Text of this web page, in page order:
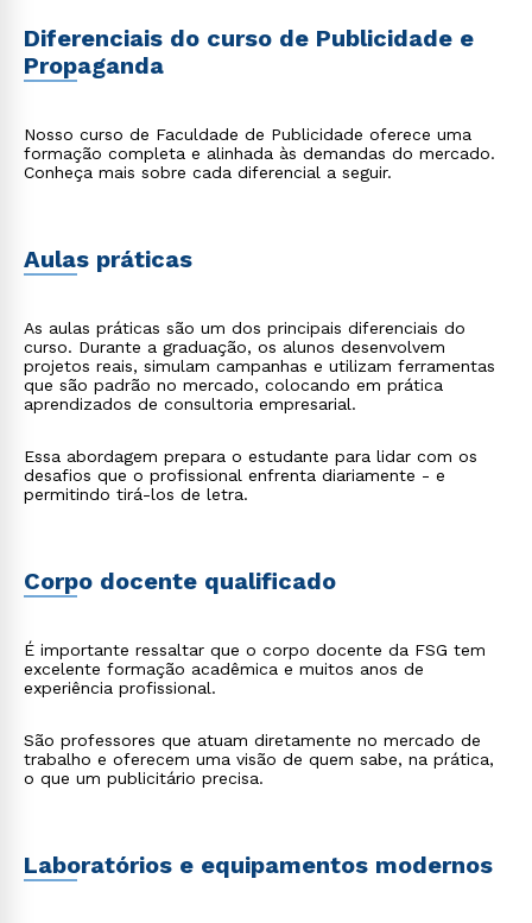
Diferenciais do curso de Publicidade e
Propaganda
Nosso curso de Faculdade de Publicidade oferece uma
formação completa e alinhada às demandas do mercado.
Conheça mais sobre cada diferencial a seguir.
Aulas práticas
As aulas práticas são um dos principais diferenciais do
curso. Durante a graduação, os alunos desenvolvem
projetos reais, simulam campanhas e utilizam ferramentas
que são padrão no mercado, colocando em prática
aprendizados de consultoria empresarial.
Essa abordagem prepara o estudante para lidar com os
desafios que o profissional enfrenta diariamente - e
permitindo tirá-los de letra.
Corpo docente qualificado
É importante ressaltar que o corpo docente da FSG tem
excelente formação acadêmica e muitos anos de
experiência profissional.
São professores que atuam diretamente no mercado de
trabalho e oferecem uma visão de quem sabe, na prática,
o que um publicitário precisa.
Laboratórios e equipamentos modernos